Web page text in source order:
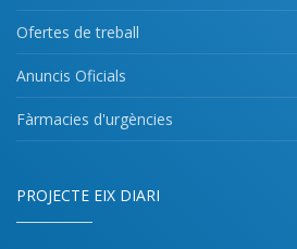
Ofertes de treball
Anuncis Oficials
Fàrmacies d'urgències
PROJECTE EIX DIARI